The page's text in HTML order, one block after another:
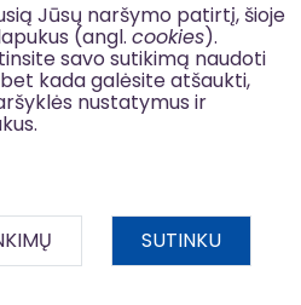
Jūsų naršymo patirtį, šioje
(angl. cookies).
savo sutikimą naudoti
kada galėsite atšaukti,
nustatymus ir
SUTINKU